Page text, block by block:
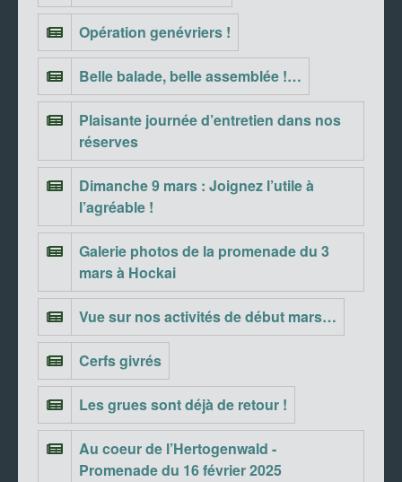
Opération genévriers !
Belle balade, belle assemblée !…
Plaisante journée d’entretien dans nos
réserves
Dimanche 9 mars : Joignez l’utile à
l’agréable !
Galerie photos de la promenade du 3
mars à Hockai
Vue sur nos activités de début mars…
Cerfs givrés
Les grues sont déjà de retour !
Au coeur de l’Hertogenwald -
Promenade du 16 février 2025